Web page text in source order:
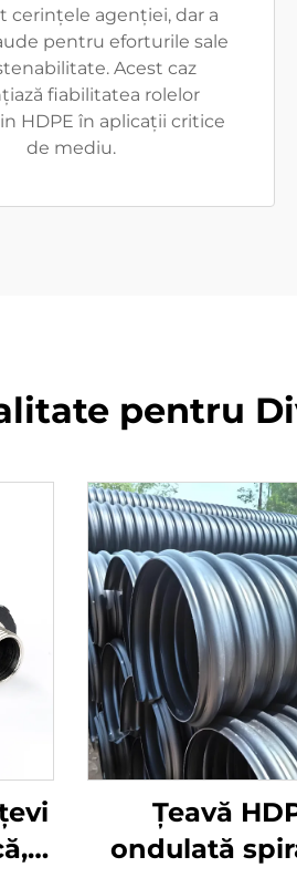
cerințele agenției, dar a
pentru eforturile sale
Acest caz
fiabilitatea rolelor
HDPE în aplicații critice
de mediu.
pentru
Țeavă
ondulată